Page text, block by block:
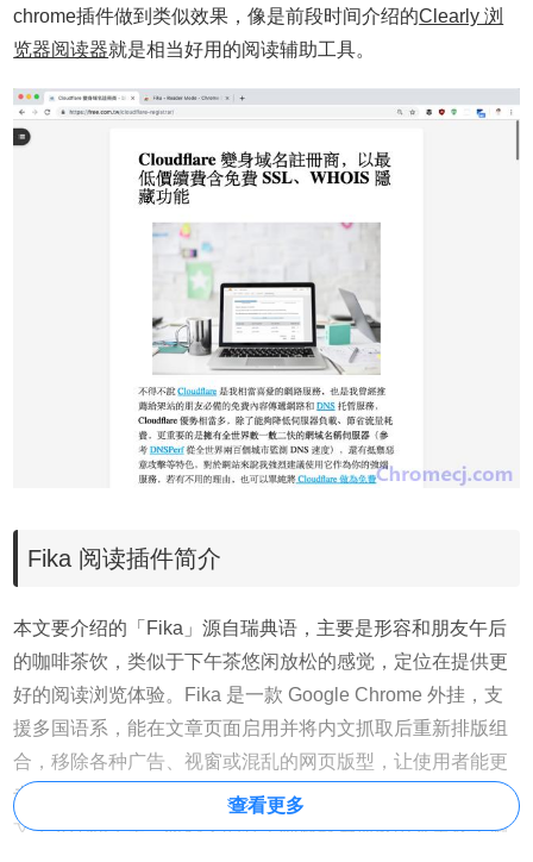
chrome插件做到类似效果，像是前段时间介绍的Clearly 浏
览器阅读器就是相当好用的阅读辅助工具。
Fika 阅读插件简介
本文要介绍的「Fika」源自瑞典语，主要是形容和朋友午后
的咖啡茶饮，类似于下午茶悠闲放松的感觉，定位在提供更
好的阅读浏览体验。Fika 是一款 Google Chrome 外挂，支
援多国语系，能在文章页面启用并将内文抓取后重新排版组
合，移除各种广告、视窗或混乱的网页版型，让使用者能更
专注于阅读内容。Fika 提供四种不同的配色主题，亦可调整
文字大小和字型，将内文的各个标题段落抓取出来呈现于侧
查看更多